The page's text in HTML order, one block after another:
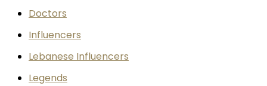
Doctors
Influencers
Lebanese Influencers
Legends